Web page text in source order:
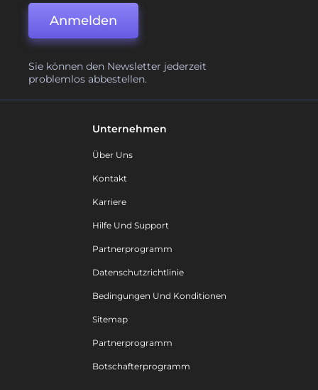
Anmelden
Sie können den Newsletter jederzeit
problemlos abbestellen.
Unternehmen
Über Uns
Kontakt
Karriere
Hilfe Und Support
Partnerprogramm
Datenschutzrichtlinie
Bedingungen Und Konditionen
Sitemap
Partnerprogramm
Botschafterprogramm